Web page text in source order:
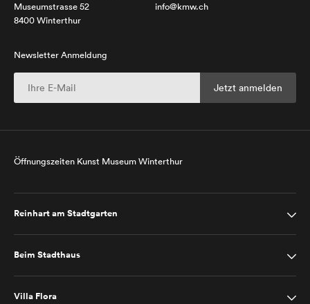
Museumstrasse 52
8400 Winterthur
info@kmw.ch
Newsletter Anmeldung
Öffnungszeiten Kunst Museum Winterthur
Reinhart am Stadtgarten
Beim Stadthaus
Villa Flora